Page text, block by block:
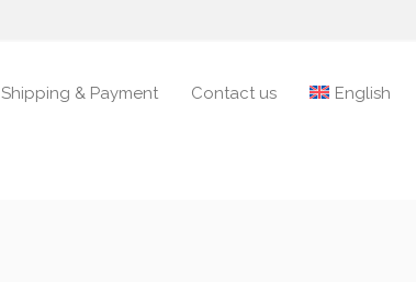
Shipping & Payment Contact us English